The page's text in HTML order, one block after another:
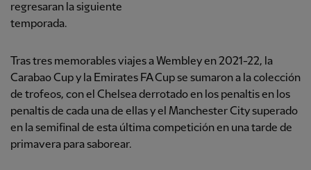
regresaran la siguiente
temporada.
Tras tres memorables viajes a Wembley en 2021-22, la
Carabao Cup y la Emirates FA Cup se sumaron a la colección
de trofeos, con el Chelsea derrotado en los penaltis en los
penaltis de cada una de ellas y el Manchester City superado
en la semifinal de esta última competición en una tarde de
primavera para saborear.